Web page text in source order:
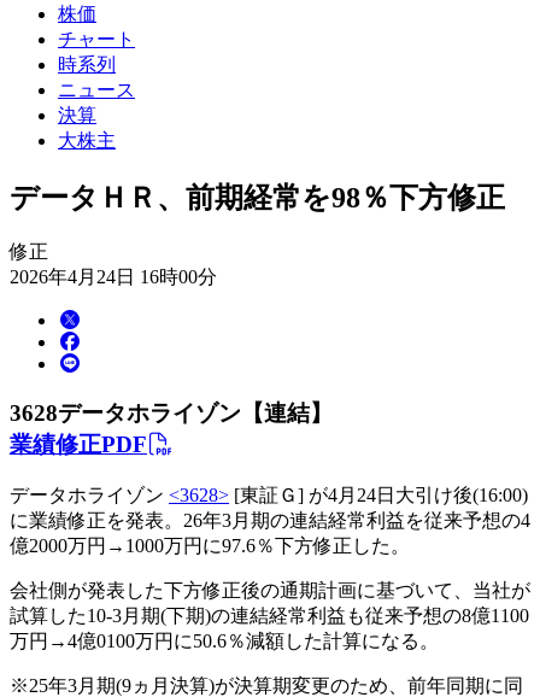
株価
チャート
時系列
ニュース
決算
大株主
データＨＲ、前期経常を98％下方修正
修正
2026年4月24日 16時00分
3628データホライゾン【連結】
業績修正PDF
データホライゾン <3628> [東証Ｇ] が4月24日大引け後(16:00)
に業績修正を発表。26年3月期の連結経常利益を従来予想の4
億2000万円→1000万円に97.6％下方修正した。
会社側が発表した下方修正後の通期計画に基づいて、当社が
試算した10-3月期(下期)の連結経常利益も従来予想の8億1100
万円→4億0100万円に50.6％減額した計算になる。
※25年3月期(9ヵ月決算)が決算期変更のため、前年同期に同